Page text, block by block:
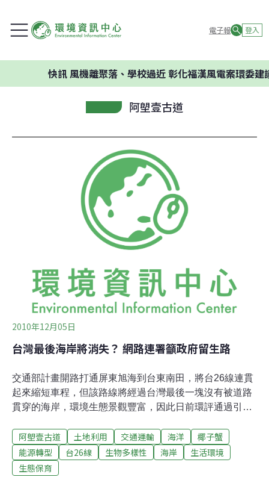
電子報 登入
快訊風機離聚落、學校過近 彰化福漢風電案環委建議不
阿塱壹古道
2010年12月05日
台灣最後海岸將消失？ 網路連署籲政府留生路
交通部計畫開路打通屏東旭海到台東南田，將台26線連貫
起來縮短車程，但該路線將經過台灣最後一塊沒有被道路
貫穿的海岸，環境生態景觀豐富，因此日前環評通過引發
保團體及綠黨也公開呼籲交通部，不要破壞台灣最後的自
然海岸線，摧毀綠蠵龜及椰子蟹在台灣的最後棲地。綠黨
中評委、屏東環保聯盟理事長洪輝祥解釋，由於這個地區
阿塱壹古道 土地利用 交通運輸 海洋
椰子蟹
能源轉型
台26線 生物多樣性 海岸
生活環境
生態保育